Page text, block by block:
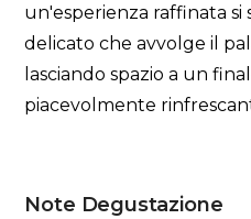
un'esperienza raffinata si
delicato che avvolge il
lasciando spazio a un
piacevolmente
Note Degustazione